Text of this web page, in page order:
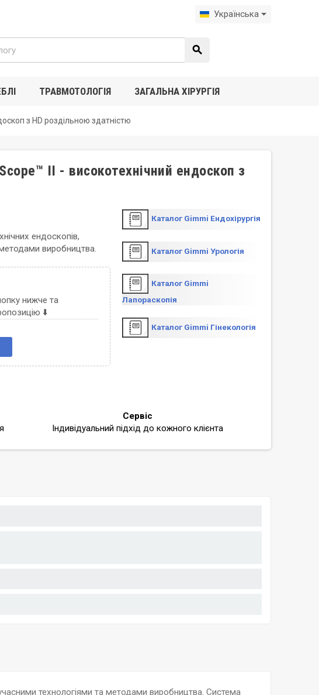
Українська
search
ТРАВМОТОЛОГІЯ ЗАГАЛЬНА ХІРУРГІЯ
з HD роздільною здатністю
II - високотехнічний ендоскоп з
ендоскопів,
виробництва.
нижче та
⬇️
Каталог Gimmi Ендохірургія
Каталог Gimmi Урологія
Каталог Gimmi
Лапораскопія
Каталог Gimmi Гінекологія
Сервіс
Індивідуальний підхід до кожного клієнта
технологіями та методами виробництва. Система